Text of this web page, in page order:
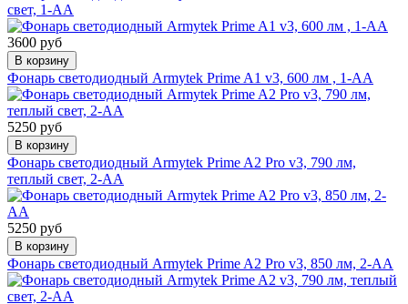
свет, 1-AA
3600 руб
В корзину
Фонарь светодиодный Armytek Prime A1 v3, 600 лм , 1-AA
5250 руб
В корзину
Фонарь светодиодный Armytek Prime A2 Pro v3, 790 лм,
теплый свет, 2-AA
5250 руб
В корзину
Фонарь светодиодный Armytek Prime A2 Pro v3, 850 лм, 2-AA